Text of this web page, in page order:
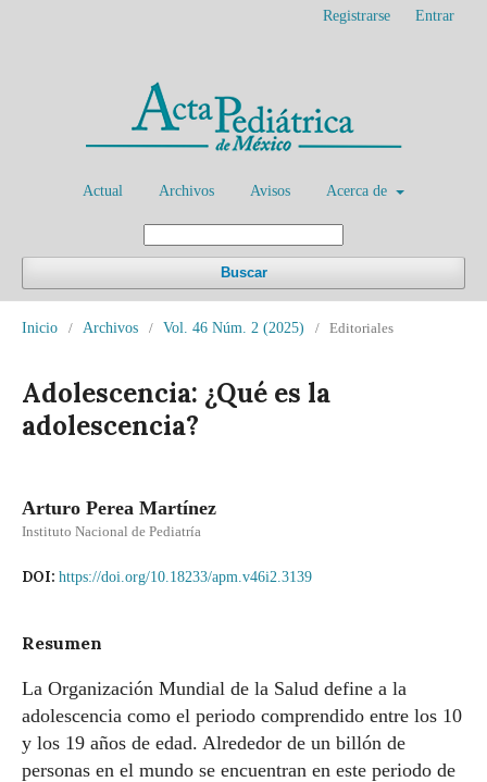
Actual Archivos Avisos Acerca de
Buscar
Registrarse Entrar
Inicio / Archivos / Vol. 46 Núm. 2 (2025) / Editoriales
Adolescencia: ¿Qué es la
adolescencia?
Arturo Perea Martínez
Instituto Nacional de Pediatría
DOI: https://doi.org/10.18233/apm.v46i2.3139
Resumen
La Organización Mundial de la Salud define a la
adolescencia como el periodo comprendido entre los 10
y los 19 años de edad. Alrededor de un billón de
personas en el mundo se encuentran en este periodo de